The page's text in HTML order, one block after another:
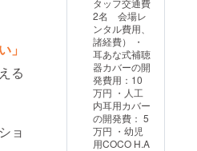
」
る
ョ
りま
す。
用はで
きませ
ん。 ・
カラー
デザイ
ンや持
ち込み
デザイ
ン、
チェー
ンやカ
ように
ご注意
くださ
い。 ・
申込状
況や予
約数に
より、
製作に
お時間
がかか
にて詳
細をお
送りし
ます。
【注意
事項】
・「沖
縄She's
nail」店
舗での
み利用
できる
タッフ交通費
2名 会場レ
ンタル費用、
諸経費） ・
耳あな式補聴
器カバーの開
発費用：10
万円 ・人工
内耳用カバー
の開発費： 5
万円 ・幼児
用COCO H.A